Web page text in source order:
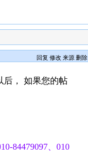
回复 修改 来源 删除
后， 如果您的帖
84479097、010